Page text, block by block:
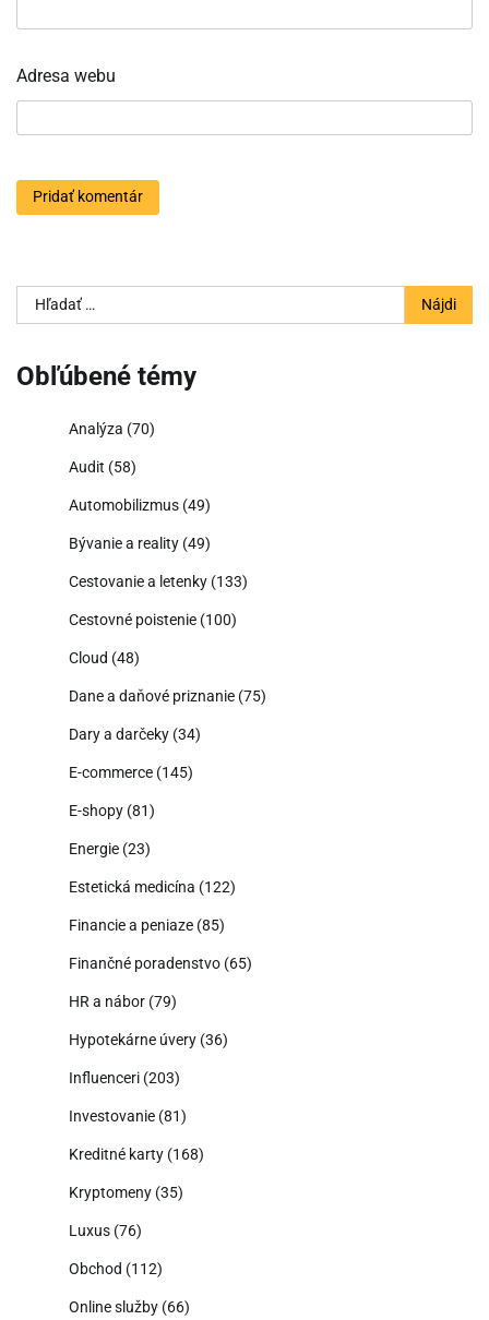
Adresa webu
Hľadať:
Obľúbené témy
Analýza (70)
Audit (58)
Automobilizmus (49)
Bývanie a reality (49)
Cestovanie a letenky (133)
Cestovné poistenie (100)
Cloud (48)
Dane a daňové priznanie (75)
Dary a darčeky (34)
E-commerce (145)
E-shopy (81)
Energie (23)
Estetická medicína (122)
Financie a peniaze (85)
Finančné poradenstvo (65)
HR a nábor (79)
Hypotekárne úvery (36)
Influenceri (203)
Investovanie (81)
Kreditné karty (168)
Kryptomeny (35)
Luxus (76)
Obchod (112)
Online služby (66)